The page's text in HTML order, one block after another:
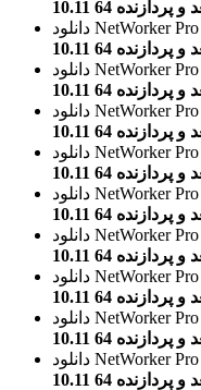
دانلود NetWorker Pro
دانلود NetWorker Pro
دانلود NetWorker Pro
دانلود NetWorker Pro
دانلود NetWorker Pro
دانلود NetWorker Pro
دانلود NetWorker Pro
دانلود NetWorker Pro
دانلود NetWorker Pro